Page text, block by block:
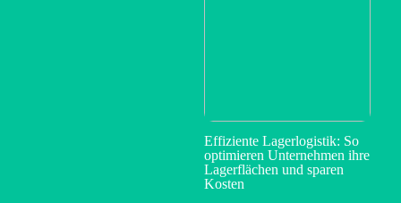
Effiziente Lagerlogistik: So
optimieren Unternehmen ihre
Lagerflächen und sparen
Kosten